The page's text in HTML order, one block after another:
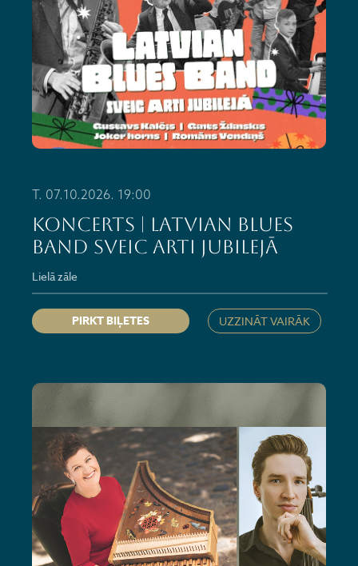
T. 07.10.2026. 19:00
KONCERTS | Latvian Blues
Band sveic Arti jubilejā
Lielā zāle
PIRKT BIĻETES UZZINĀT VAIRĀK